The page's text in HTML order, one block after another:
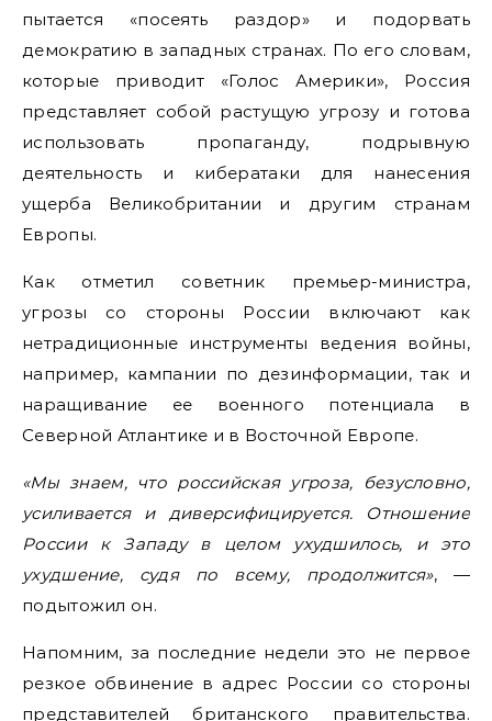
пытается «посеять раздор» и подорвать
демократию в западных странах. По его словам,
которые приводит «Голос Америки», Россия
представляет собой растущую угрозу и готова
использовать пропаганду, подрывную
деятельность и кибератаки для нанесения
ущерба Великобритании и другим странам
Европы.
Как отметил советник премьер-министра,
угрозы со стороны России включают как
нетрадиционные инструменты ведения войны,
например, кампании по дезинформации, так и
наращивание ее военного потенциала в
Северной Атлантике и в Восточной Европе.
«Мы знаем, что российская угроза, безусловно,
усиливается и диверсифицируется. Отношение
России к Западу в целом ухудшилось, и это
ухудшение, судя по всему, продолжится», —
подытожил он.
Напомним, за последние недели это не первое
резкое обвинение в адрес России со стороны
представителей британского правительства.